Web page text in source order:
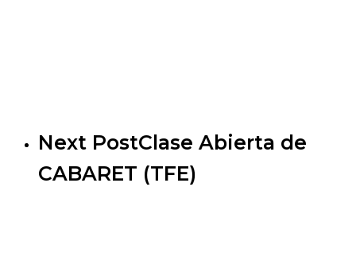
Next PostClase Abierta de
CABARET (TFE)